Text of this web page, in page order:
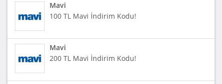
Mavi
100 TL Mavi İndirim Kodu!
Mavi
200 TL Mavi İndirim Kodu!